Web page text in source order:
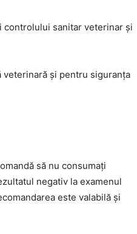
controlului sanitar veterinar şi
şi pentru siguranţa
să nu consumaţi
negativ la examenul
este valabilă şi